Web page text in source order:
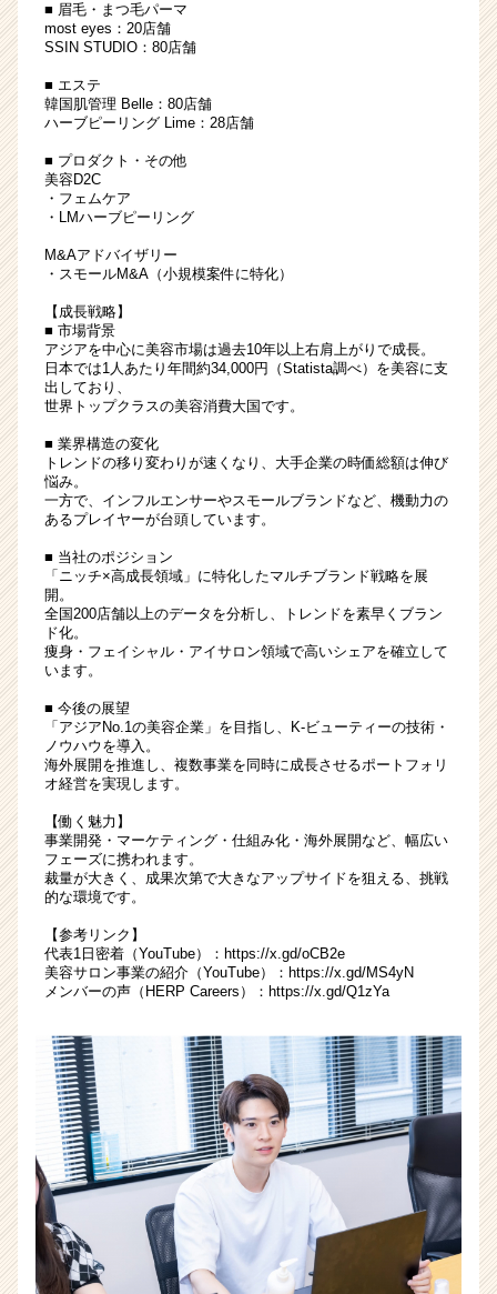
ー
働
ま
せ
ん
ベ
チ
長
業
ら
カ
ウ
が
く
ト
チ
リ
ア
■ 眉毛・まつ毛パーマ
most eyes：20店舗
SSIN STUDIO：80店舗
■ エステ
韓国肌管理 Belle：80店舗
ハーブピーリング Lime：28店舗
■ プロダクト・その他
美容D2C
・フェムケア
・LMハーブピーリング
M&Aアドバイザリー
・スモールM&A（小規模案件に特化）
【成長戦略】
■ 市場背景
アジアを中心に美容市場は過去10年以上右肩上がりで成長。
日本では1人あたり年間約34,000円（Statista調べ）を美容に支
出しており、
世界トップクラスの美容消費大国です。
■ 業界構造の変化
トレンドの移り変わりが速くなり、大手企業の時価総額は伸び
悩み。
一方で、インフルエンサーやスモールブランドなど、機動力の
あるプレイヤーが台頭しています。
■ 当社のポジション
「ニッチ×高成長領域」に特化したマルチブランド戦略を展
開。
全国200店舗以上のデータを分析し、トレンドを素早くブラン
ド化。
痩身・フェイシャル・アイサロン領域で高いシェアを確立して
います。
■ 今後の展望
「アジアNo.1の美容企業」を目指し、K-ビューティーの技術・
ノウハウを導入。
海外展開を推進し、複数事業を同時に成長させるポートフォリ
オ経営を実現します。
【働く魅力】
事業開発・マーケティング・仕組み化・海外展開など、幅広い
フェーズに携われます。
裁量が大きく、成果次第で大きなアップサイドを狙える、挑戦
的な環境です。
【参考リンク】
代表1日密着（YouTube）： https://x.gd/oCB2e
美容サロン事業の紹介（YouTube）： https://x.gd/MS4yN
メンバーの声（HERP Careers）： https://x.gd/Q1zYa